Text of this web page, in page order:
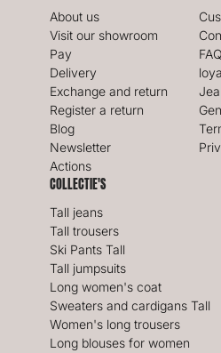
About us
Visit our showroom
Pay
Delivery
Exchange and return
Register a return
Blog
Newsletter
Actions
FAQ
COLLECTIE'S
Tall jeans
Tall trousers
Ski Pants Tall
Tall jumpsuits
Long women's coat
Sweaters and cardigans Tall
Women's long trousers
Long blouses for women